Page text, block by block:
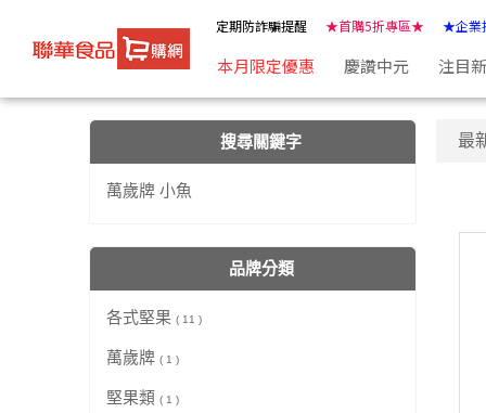
定期防詐騙提醒 ★首購5折專區★ ★企業
本月限定優惠 慶讚中元 注目
搜尋關鍵字
萬歲牌 小魚
品牌分類
各式堅果 ( 11 )
萬歲牌 ( 1 )
堅果類 ( 1 )
最